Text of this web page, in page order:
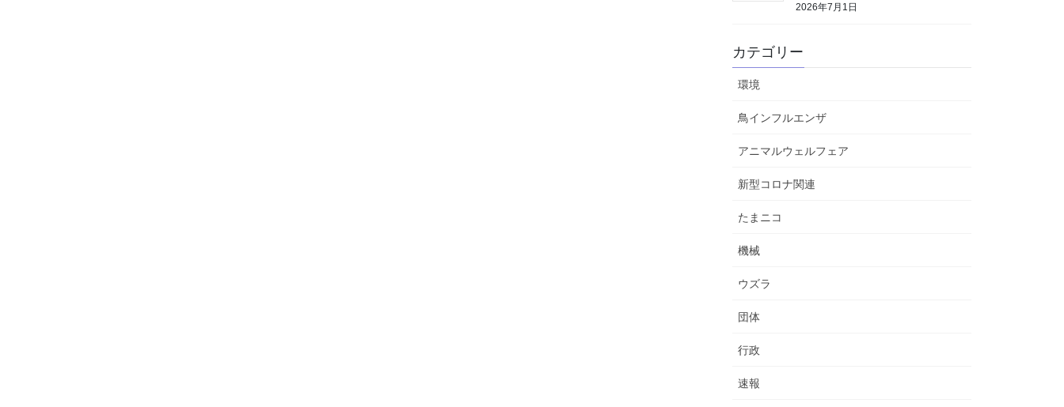
2026年7月1日
カテゴリー
環境
鳥インフルエンザ
アニマルウェルフェア
新型コロナ関連
たまニコ
機械
ウズラ
団体
行政
速報